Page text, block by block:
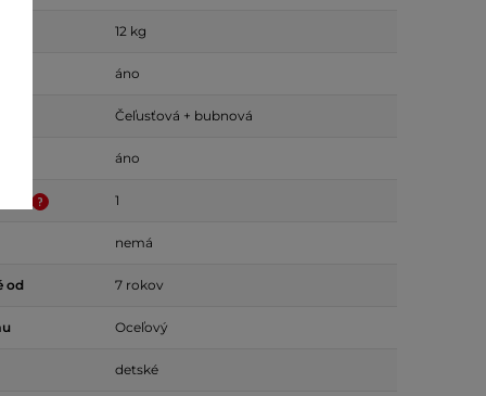
12 kg
áno
Čeľusťová + bubnová
áno
1
nemá
od 7 rokov
Oceľový
detské